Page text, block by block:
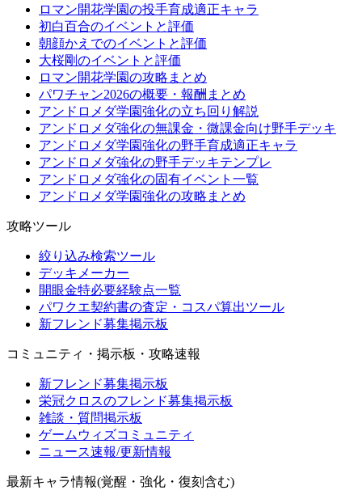
ロマン開花学園の投手育成適正キャラ
初白百合のイベントと評価
朝顔かえでのイベントと評価
大桜剛のイベントと評価
ロマン開花学園の攻略まとめ
パワチャン2026の概要・報酬まとめ
アンドロメダ学園強化の立ち回り解説
アンドロメダ強化の無課金・微課金向け野手デッキ
アンドロメダ学園強化の野手育成適正キャラ
アンドロメダ強化の野手デッキテンプレ
アンドロメダ強化の固有イベント一覧
アンドロメダ学園強化の攻略まとめ
攻略ツール
絞り込み検索ツール
デッキメーカー
開眼金特必要経験点一覧
パワクエ契約書の査定・コスパ算出ツール
新フレンド募集掲示板
コミュニティ・掲示板・攻略速報
新フレンド募集掲示板
栄冠クロスのフレンド募集掲示板
雑談・質問掲示板
ゲームウィズコミュニティ
ニュース速報/更新情報
最新キャラ情報(覚醒・強化・復刻含む)